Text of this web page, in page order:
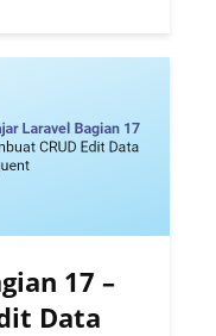
17 –
Data